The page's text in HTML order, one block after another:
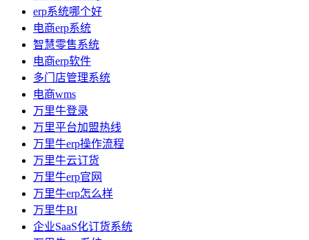
erp系统哪个好
电商erp系统
智慧零售系统
电商erp软件
多门店管理系统
电商wms
万里牛登录
万里平台加盟热线
万里牛erp操作流程
万里牛云订货
万里牛erp官网
万里牛erp怎么样
万里牛BI
企业SaaS化订货系统